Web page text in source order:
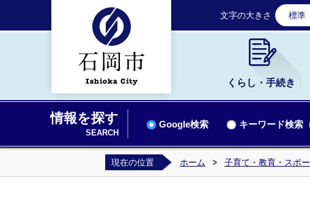
石
文字の大きさ 標準
くらし・手続き
情報を探す
SEARCH
Google検索 キーワード検索
現在の位置 ホーム 子育て・教育・スポ